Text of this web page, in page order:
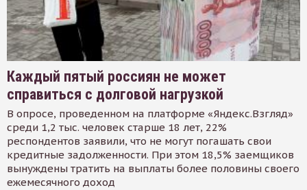
Каждый пятый россиян не может
справиться с долговой нагрузкой
В опросе, проведенном на платформе «Яндекс.Взгляд»
среди 1,2 тыс. человек старше 18 лет, 22%
респондентов заявили, что не могут погашать свои
кредитные задолженности. При этом 18,5% заемщиков
вынуждены тратить на выплаты более половины своего
ежемесячного доход